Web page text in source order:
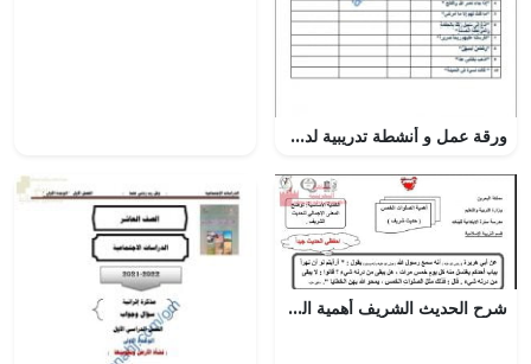
ورقة عمل و أنشطة تدريبية لدرس بناء الفعل الماضي والأمر (لغة عربية) الثامن
شرح الحديث الشريف أهمية الصلوات الخمس